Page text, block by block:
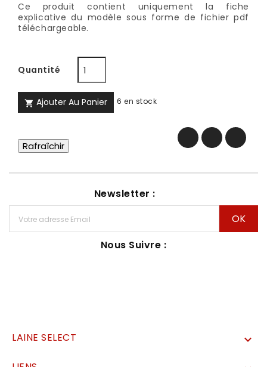
Ce produit contient uniquement la fiche
explicative du modèle sous forme de fichier pdf
téléchargeable.
Quantité
 Ajouter Au Panier 6 en stock
Newsletter :
Nous Suivre :
LAINE SELECT 